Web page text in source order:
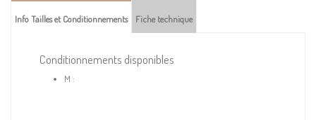
Info Tailles et Conditionnements Fiche technique
Conditionnements disponibles
M :